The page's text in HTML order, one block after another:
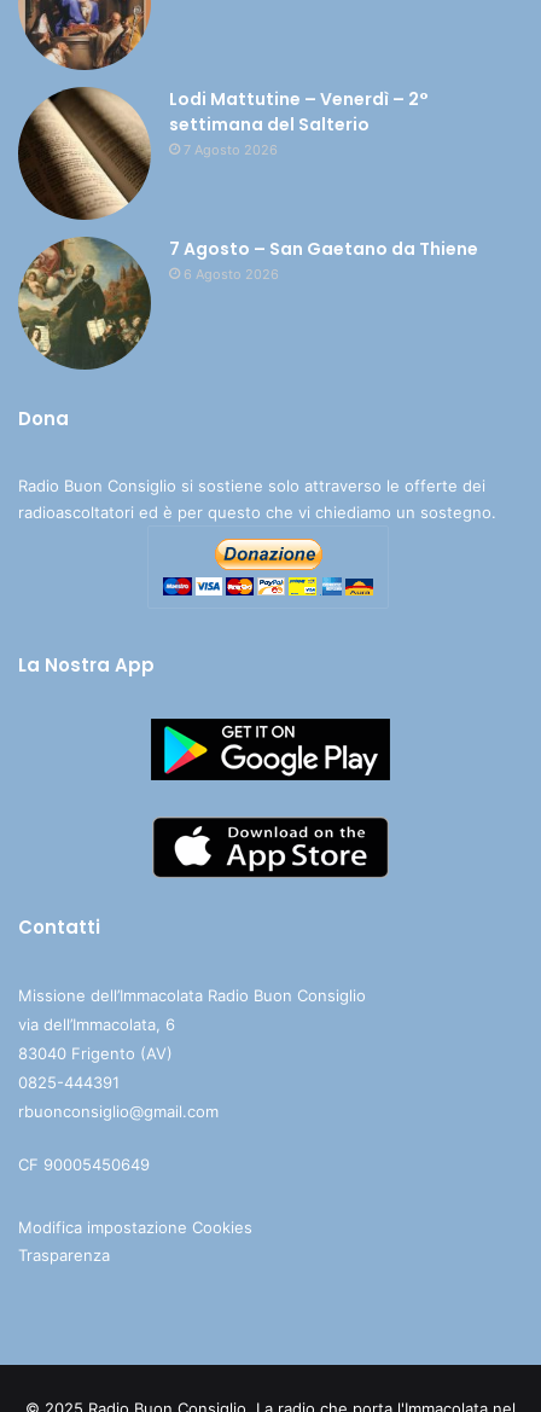
Lodi Mattutine – Venerdì – 2°
settimana del Salterio
7 Agosto 2026
7 Agosto – San Gaetano da Thiene
6 Agosto 2026
Dona
Radio Buon Consiglio si sostiene solo attraverso le offerte dei
radioascoltatori ed è per questo che vi chiediamo un sostegno.
La Nostra App
Contatti
Missione dell’Immacolata Radio Buon Consiglio
via dell’Immacolata, 6
83040 Frigento (AV)
0825-444391
rbuonconsiglio@gmail.com
CF 90005450649
Modifica impostazione Cookies
Trasparenza